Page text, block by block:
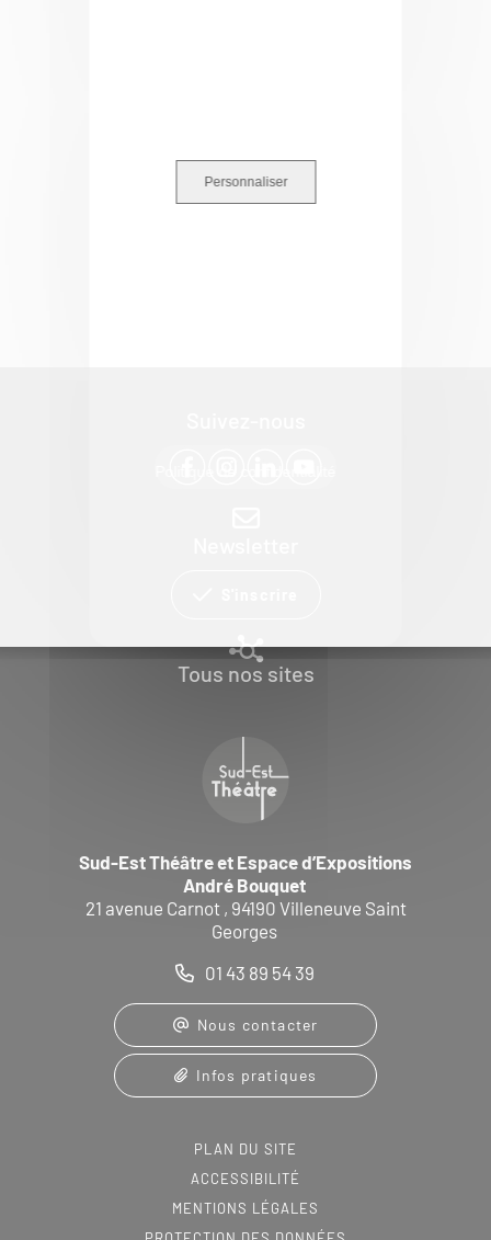
Personnaliser
Tous nos sites
Sud-Est Théâtre et Espace d’Expositions
André Bouquet
21 avenue Carnot , 94190 Villeneuve Saint
Georges
01 43 89 54 39
Nous contacter
Infos pratiques
PLAN DU SITE
ACCESSIBILITÉ
MENTIONS LÉGALES